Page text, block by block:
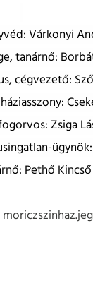
Várkonyi
tanárnő:
cégvezető:
Zsiga
Pethő Kincső